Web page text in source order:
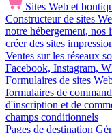
Sites Web et
Constructeur de sites
notre hébergement, nos
créer des sites
Ventes sur les réseaux
Facebook, Instagram,
Formulaires de sites
formulaires de
d'inscription et de
champs conditionnels
Pages de destination